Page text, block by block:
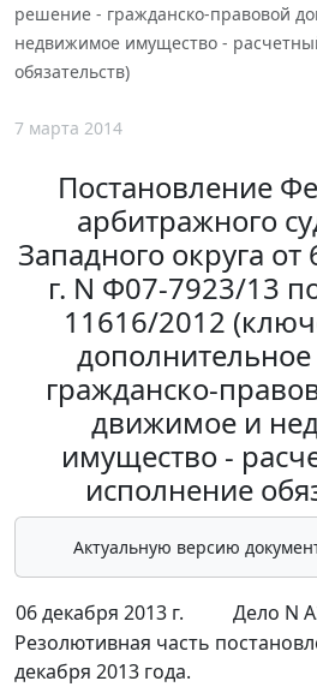
решение - гражданско-правовой
недвижимое имущество -
обязательств)
7 марта 2014
Постановление
арбитражного
Западного округа
г. N Ф07-7923/13
11616/2012
гражданско-
движимое и
имущество -
исполнение
Актуальную версию
06 декабря 2013 г.
Дело N
Резолютивная часть
декабря 2013 года.